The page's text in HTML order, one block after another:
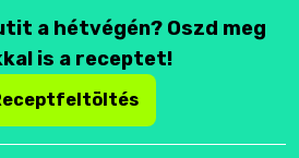
a hétvégén? Oszd meg
is a receptet!